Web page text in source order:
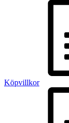
Köpvillkor